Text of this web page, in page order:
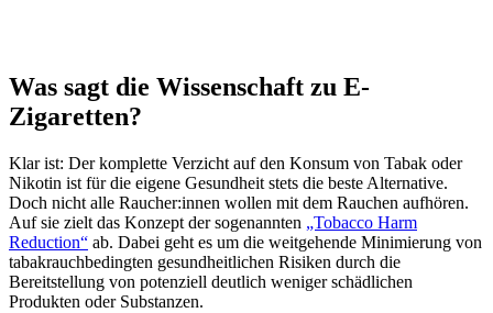
Was sagt die Wissenschaft zu E-
Zigaretten?
Klar ist: Der komplette Verzicht auf den Konsum von Tabak oder
Nikotin ist für die eigene Gesundheit stets die beste Alternative.
Doch nicht alle Raucher:innen wollen mit dem Rauchen aufhören.
Auf sie zielt das Konzept der sogenannten „Tobacco Harm
Reduction“ ab. Dabei geht es um die weitgehende Minimierung von
tabakrauchbedingten gesundheitlichen Risiken durch die
Bereitstellung von potenziell deutlich weniger schädlichen
Produkten oder Substanzen.